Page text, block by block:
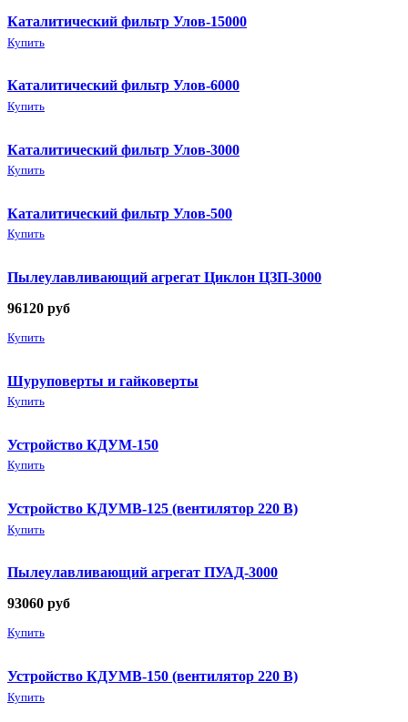
Каталитический фильтр Улов-15000
Купить
Каталитический фильтр Улов-6000
Купить
Каталитический фильтр Улов-3000
Купить
Каталитический фильтр Улов-500
Купить
Пылеулавливающий агрегат Циклон ЦЗП-3000
96120 руб
Купить
Шуруповерты и гайковерты
Купить
Устройство КДУМ-150
Купить
Устройство КДУМВ-125 (вентилятор 220 В)
Купить
Пылеулавливающий агрегат ПУАД-3000
93060 руб
Купить
Устройство КДУМВ-150 (вентилятор 220 В)
Купить